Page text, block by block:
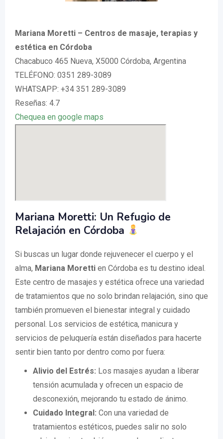
Mariana Moretti – Centros de masaje, terapias y
estética en Córdoba
Chacabuco 465 Nueva, X5000 Córdoba, Argentina
TELÉFONO: 0351 289-3089
WHATSAPP: +34 351 289-3089
Reseñas: 4.7
Chequea en google maps
Mariana Moretti: Un Refugio de
Relajación en Córdoba
Si buscas un lugar donde rejuvenecer el cuerpo y el
alma, Mariana Moretti en Córdoba es tu destino ideal.
Este centro de masajes y estética ofrece una variedad
de tratamientos que no solo brindan relajación, sino que
también promueven el bienestar integral y cuidado
personal. Los servicios de estética, manicura y
servicios de peluquería están diseñados para hacerte
sentir bien tanto por dentro como por fuera:
Alivio del Estrés: Los masajes ayudan a liberar
tensión acumulada y ofrecen un espacio de
desconexión, mejorando tu estado de ánimo.
Cuidado Integral: Con una variedad de
tratamientos estéticos, puedes salir no solo